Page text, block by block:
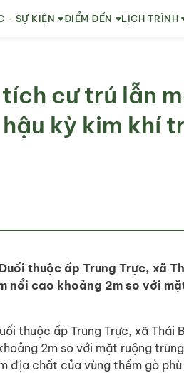
- SỰ KIỆN ĐIỂM ĐẾN LỊCH TRÌNH
cư trú lẫn
kỳ kim khí
thuộc ấp Trung Trực, xã
nổi cao khoảng 2m so với
thuộc ấp Trung Trực, xã Thái
2m so với mặt ruộng
địa chất của vùng thềm gò